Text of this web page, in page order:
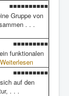
■■■■■■■■■■
Gruppe von
. . .
■■■■■■■■■
funktionalen
Weiterlesen
■■■■■■■■■
auf den
. . .